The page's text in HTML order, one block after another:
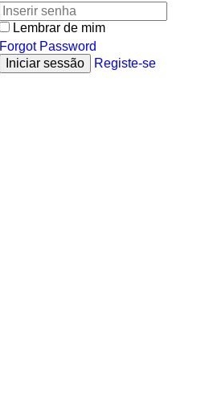
Lembrar de mim
Forgot Password
Registe-se